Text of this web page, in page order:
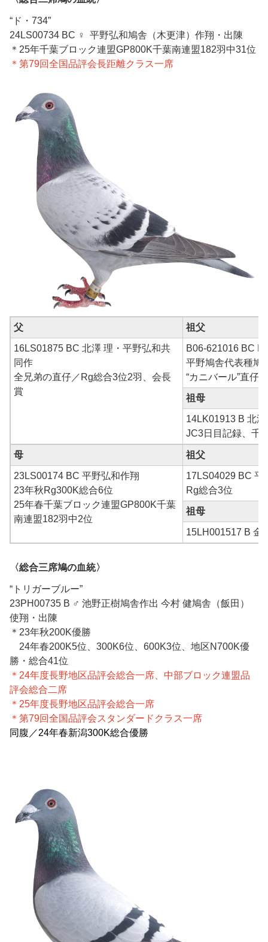
“ド・734”
24LS00734 BC ♀ 平野弘和鳩舎（木更津）作翔・出陳
＊25年千葉ブロック連盟GP800K千葉南連盟182羽中31位
＊第79回全国品評会長距離クラス一席
父 祖父
16LS01875 BC 北澤 理・平野弘和共
同作
全兄弟の直仔／Rg総合3位2羽、会長
賞
B06-621016 BC
平野鳩舎代表種鳩
“カニバール”直仔
祖母
14LK01913 B 北
JC3日目記録、千
母 祖父
23LS00174 BC 平野弘和作翔
23年秋Rg300K総合6位
25年春千葉ブロック連盟GP800K千葉
南連盟182羽中2位
17LS04029 BC 平
Rg総合3位
祖母
15LH001517 B
〈総合三席鳩の血統〉
“トリガーブルー”
23PH00735 B ♂ 池野正樹鳩舎作出 今村 健鳩舎（飯田）
使翔・出陳
＊23年秋200K優勝
24年春200K5位、300K6位、600K3位、地区N700K優
勝・総合41位
＊24年度長野地区品評会総合一席、 中部ブロック連盟品
評会総合二席
＊25年度長野地区品評会総合一席
＊第79回全国品評会スタンダードクラス一席
同腹／24年春新潟300K総合優勝